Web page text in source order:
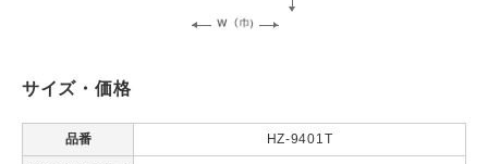
サイズ・価格
品番 HZ-9401T